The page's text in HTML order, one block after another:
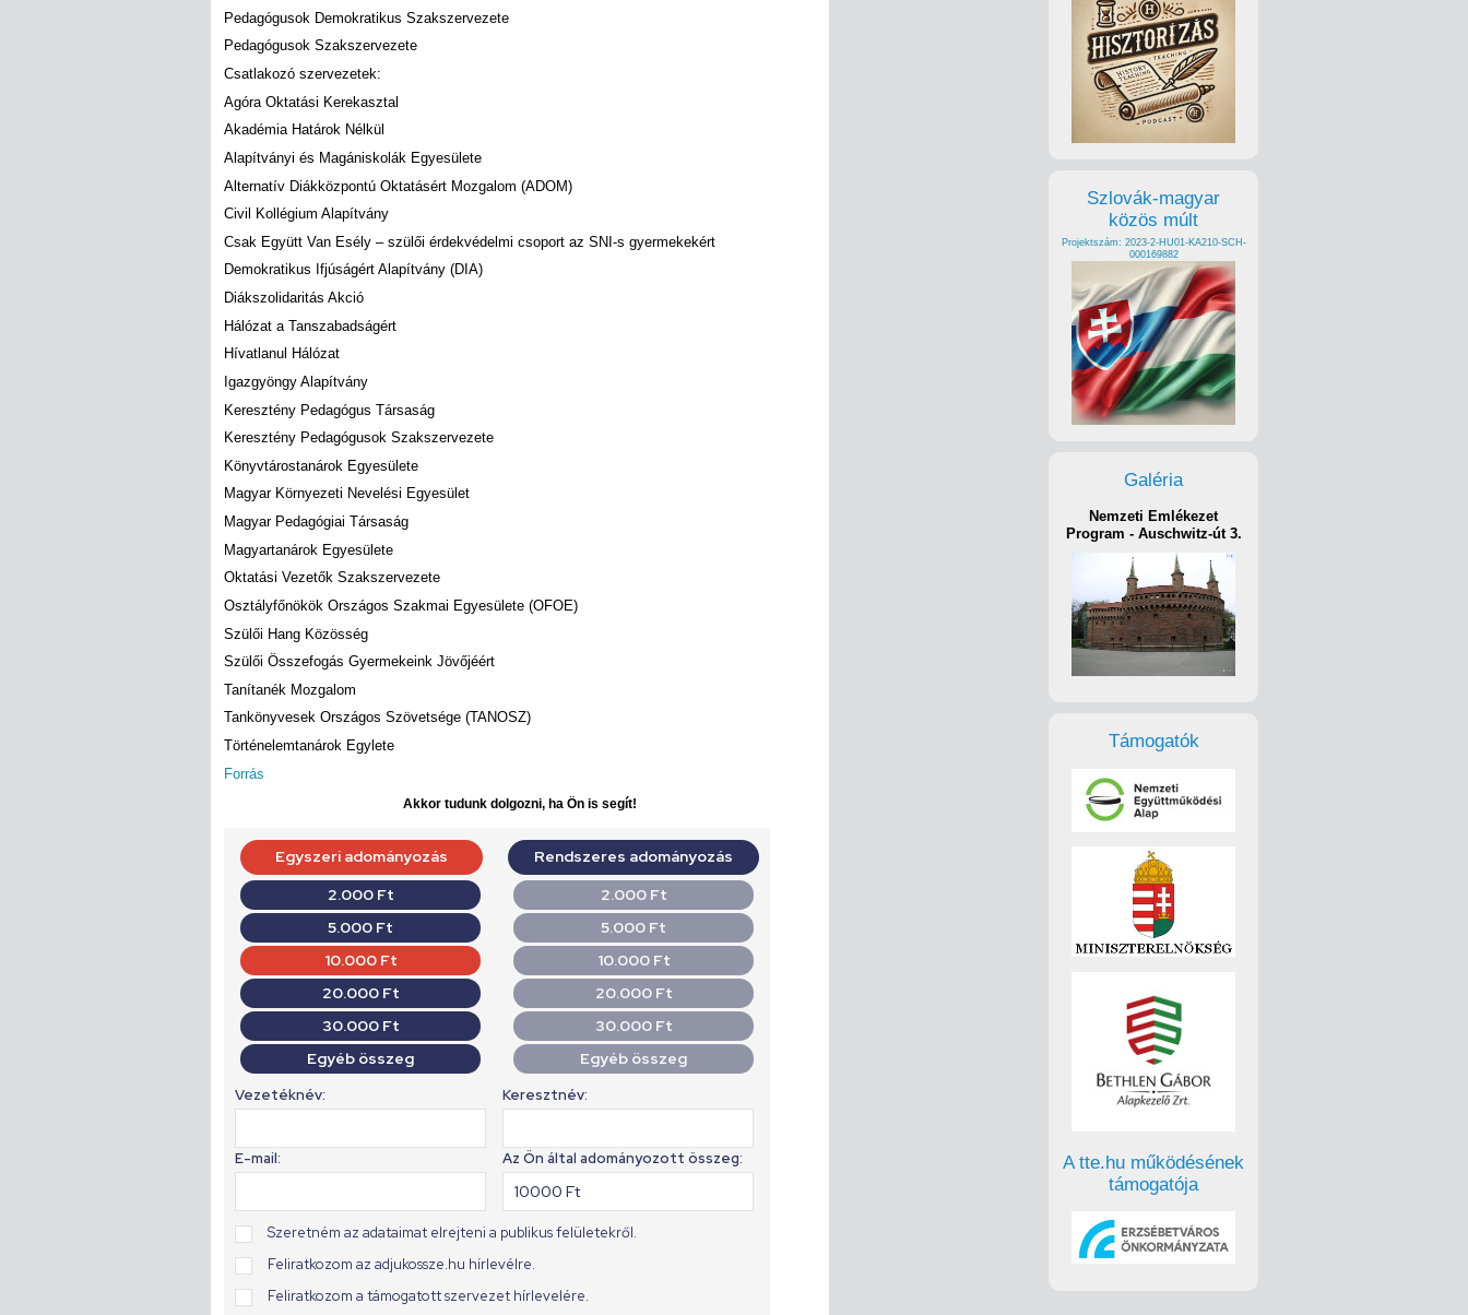
Pedagógusok Demokratikus Szakszervezete
Pedagógusok Szakszervezete
Csatlakozó szervezetek:
Agóra Oktatási Kerekasztal
Akadémia Határok Nélkül
Alapítványi és Magániskolák Egyesülete
Alternatív Diákközpontú Oktatásért Mozgalom (ADOM)
Civil Kollégium Alapítvány
Csak Együtt Van Esély – szülői érdekvédelmi csoport az SNI-s gyermekekért
Demokratikus Ifjúságért Alapítvány (DIA)
Diákszolidaritás Akció
Hálózat a Tanszabadságért
Hívatlanul Hálózat
Igazgyöngy Alapítvány
Keresztény Pedagógus Társaság
Keresztény Pedagógusok Szakszervezete
Könyvtárostanárok Egyesülete
Magyar Környezeti Nevelési Egyesület
Magyar Pedagógiai Társaság
Magyartanárok Egyesülete
Oktatási Vezetők Szakszervezete
Osztályfőnökök Országos Szakmai Egyesülete (OFOE)
Szülői Hang Közösség
Szülői Összefogás Gyermekeink Jövőjéért
Tanítanék Mozgalom
Tankönyvesek Országos Szövetsége (TANOSZ)
Történelemtanárok Egylete
Forrás
Akkor tudunk dolgozni, ha Ön is segít!
Szlovák-magyar
közös múlt
Projektszám: 2023-2-HU01-KA210-SCH-
000169882
Galéria
Nemzeti Emlékezet
Program - Auschwitz-út 3.
Támogatók
A tte.hu működésének
támogatója